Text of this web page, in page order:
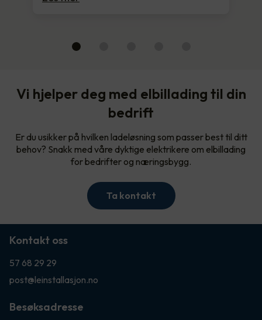
Vi hjelper deg med elbillading til din
bedrift
Er du usikker på hvilken ladeløsning som passer best til ditt
behov? Snakk med våre dyktige elektrikere om elbillading
for bedrifter og næringsbygg.
Ta kontakt
Kontakt oss
57 68 29 29
post@leinstallasjon.no
Besøksadresse